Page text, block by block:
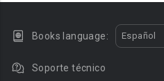
Books language: Español
Soporte técnico